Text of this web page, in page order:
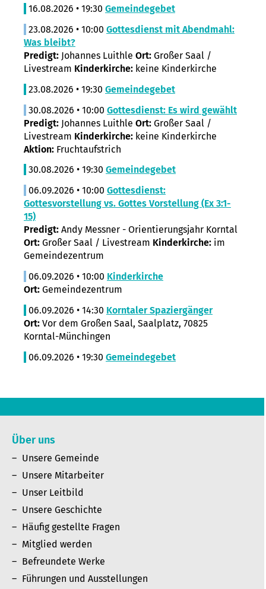
16.08.2026 • 19:30 Gemeindegebet
23.08.2026 • 10:00 Gottesdienst mit Abendmahl:
Was bleibt?
Predigt: Johannes Luithle Ort: Großer Saal /
Livestream Kinderkirche: keine Kinderkirche
23.08.2026 • 19:30 Gemeindegebet
30.08.2026 • 10:00 Gottesdienst: Es wird gewählt
Predigt: Johannes Luithle Ort: Großer Saal /
Livestream Kinderkirche: keine Kinderkirche
Aktion: Fruchtaufstrich
30.08.2026 • 19:30 Gemeindegebet
06.09.2026 • 10:00 Gottesdienst:
Gottesvorstellung vs. Gottes Vorstellung (Ex 3:1-
15)
Predigt: Andy Messner - Orientierungsjahr Korntal
Ort: Großer Saal / Livestream Kinderkirche: im
Gemeindezentrum
06.09.2026 • 10:00 Kinderkirche
Ort: Gemeindezentrum
06.09.2026 • 14:30 Korntaler Spaziergänger
Ort: Vor dem Großen Saal, Saalplatz, 70825
Korntal-Münchingen
06.09.2026 • 19:30 Gemeindegebet
Über uns
Unsere Gemeinde
Unsere Mitarbeiter
Unser Leitbild
Unsere Geschichte
Häufig gestellte Fragen
Mitglied werden
Befreundete Werke
Führungen und Ausstellungen